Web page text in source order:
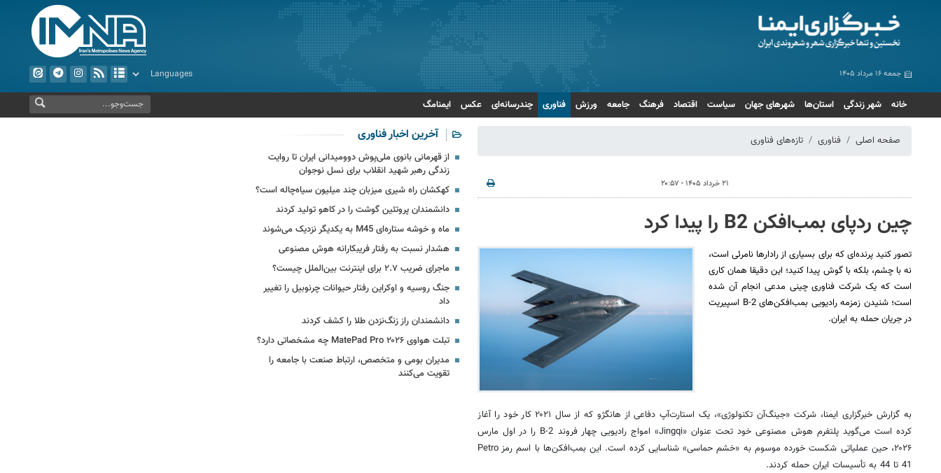
جمعه ۱۶ مرداد ۱۴۰۵
خانه شهر زندگی استان‌ها شهرهای جهان سیاست اقتصاد فرهنگ جامعه ورزش فناوری چندرسانه‌ای عکس ایمنامگ
صفحه اصلی فناوری تازه‌های فناوری
۲۱ خرداد ۱۴۰۵ - ۲۰:۵۷
چین ردپای بمب‌افکن B2 را پیدا کرد
تصور کنید پرنده‌ای که برای بسیاری از رادارها نامرئی است،
نه با چشم، بلکه با گوش پیدا کنید؛ این دقیقا همان کاری
است که یک شرکت فناوری چینی مدعی انجام آن شده
است؛ شنیدن زمزمه رادیویی بمب‌افکن‌های B-2 اسپیریت
در جریان حمله به ایران.
به گزارش خبرگزاری ایمنا، شرکت «جینگ‌آن تکنولوژی»، یک استارت‌آپ دفاعی از هانگژو که از سال ۲۰۲۱ کار خود را آغاز
کرده است می‌گوید پلتفرم هوش مصنوعی‌ خود تحت عنوان «Jingqi» امواج رادیویی چهار فروند B-2 را در اول مارس
۲۰۲۶، حین عملیاتی شکست خورده موسوم به «خشم حماسی» شناسایی کرده است. این بمب‌افکن‌ها با اسم رمز Petro
41 تا 44 به تأسیسات ایران حمله کردند.
آخرین اخبار فناوری
از قهرمانی بانوی ملی‌پوش دوومیدانی ایران تا روایت
زندگی رهبر شهید انقلاب برای نسل نوجوان
کهکشان راه شیری میزبان چند میلیون سیاه‌چاله است؟
دانشمندان پروتئین گوشت را در کاهو تولید کردند
ماه و خوشه ستاره‌ای M45 به یکدیگر نزدیک می‏‌شوند
هشدار نسبت به رفتار فریبکارانه هوش مصنوعی
ماجرای ضریب ۲.۷ برای اینترنت بین‌الملل چیست؟
جنگ روسیه و اوکراین رفتار حیوانات چرنوبیل را تغییر
داد
دانشمندان راز زنگ‌نزدن طلا را کشف کردند
تبلت هواوی MatePad Pro ۲۰۲۶ چه مشخصاتی دارد؟
مدیران بومی و متخصص، ارتباط صنعت با جامعه را
تقویت می‌کنند